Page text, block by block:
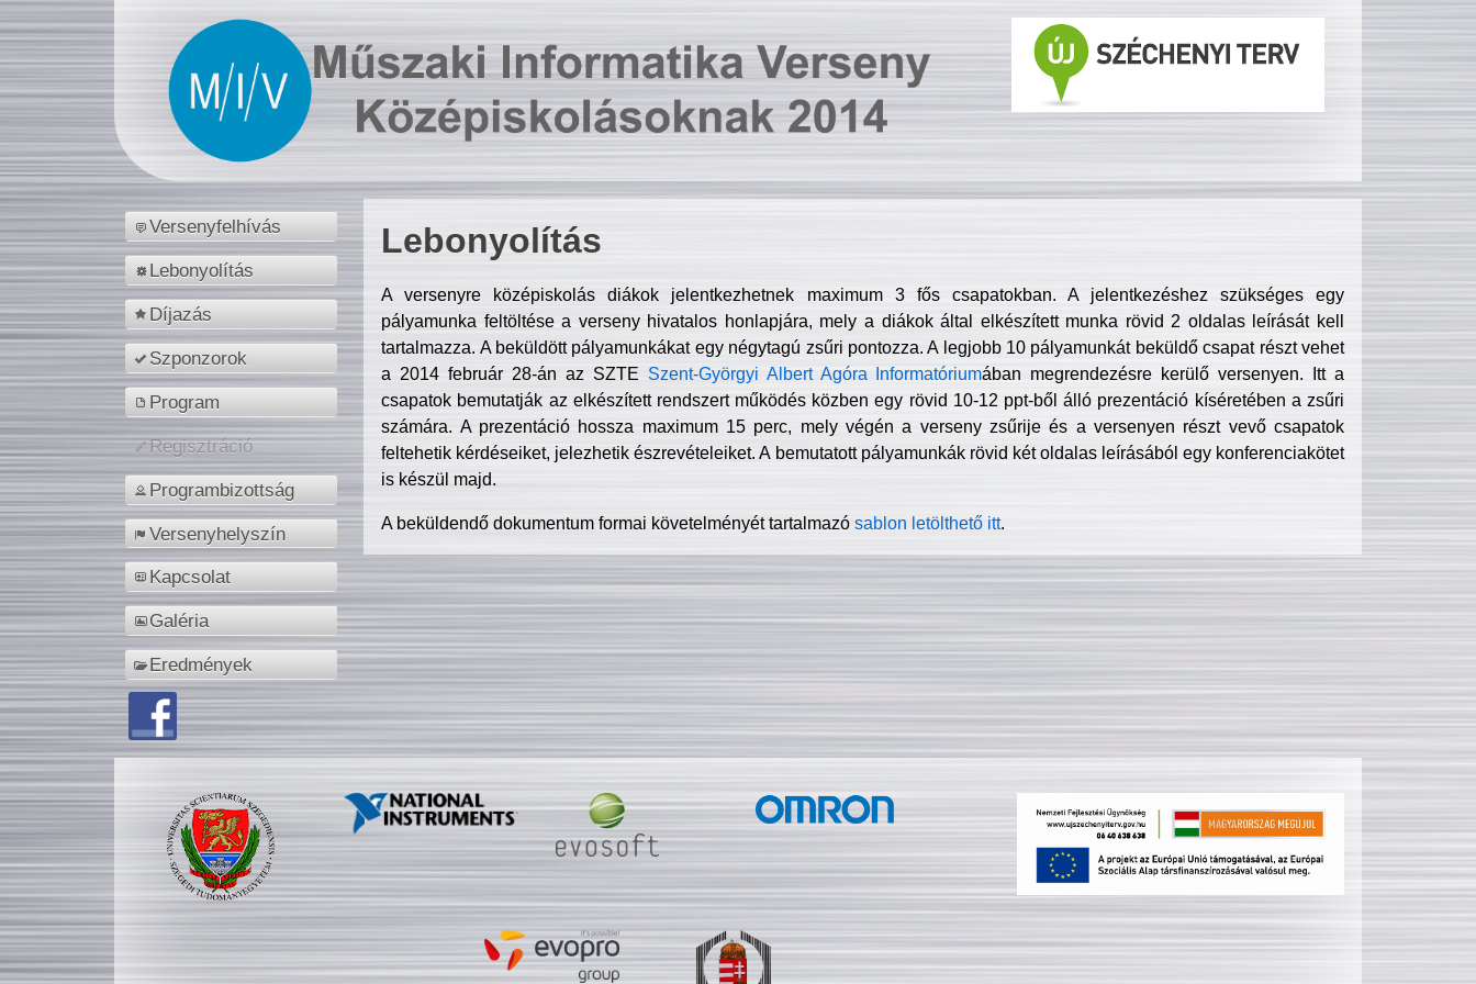
Versenyfelhívás
Lebonyolítás
Díjazás
Szponzorok
Program
Regisztráció
Programbizottság
Versenyhelyszín
Kapcsolat
Galéria
Eredmények
Lebonyolítás
A versenyre középiskolás diákok jelentkezhetnek maximum 3 fős csapatokban. A jelentkezéshez szükséges egy
pályamunka feltöltése a verseny hivatalos honlapjára, mely a diákok által elkészített munka rövid 2 oldalas leírását kell
tartalmazza. A beküldött pályamunkákat egy négytagú zsűri pontozza. A legjobb 10 pályamunkát beküldő csapat részt vehet
a 2014 február 28-án az SZTE Szent-Györgyi Albert Agóra Informatóriumában megrendezésre kerülő versenyen. Itt a
csapatok bemutatják az elkészített rendszert működés közben egy rövid 10-12 ppt-ből álló prezentáció kíséretében a zsűri
számára. A prezentáció hossza maximum 15 perc, mely végén a verseny zsűrije és a versenyen részt vevő csapatok
feltehetik kérdéseiket, jelezhetik észrevételeiket. A bemutatott pályamunkák rövid két oldalas leírásából egy konferenciakötet
is készül majd.
A beküldendő dokumentum formai követelményét tartalmazósablon letölthető itt.